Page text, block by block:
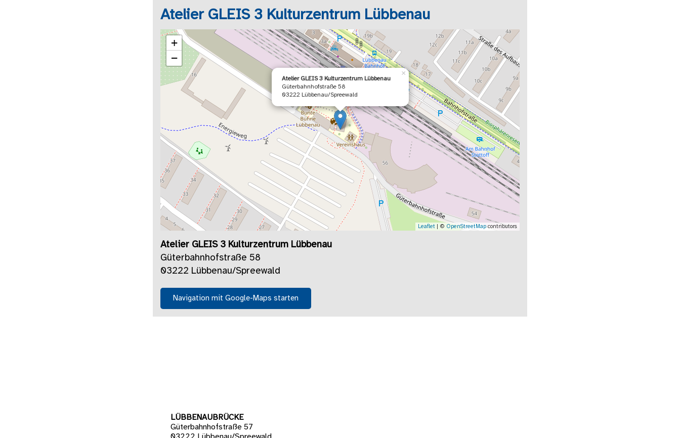
Atelier GLEIS 3 Kulturzentrum Lübbenau
Atelier GLEIS 3 Kulturzentrum Lübbenau
Güterbahnhofstraße 58
03222 Lübbenau/Spreewald
×
+
−
Leaflet | © OpenStreetMap contributors
Atelier GLEIS 3 Kulturzentrum Lübbenau
Güterbahnhofstraße 58
03222 Lübbenau/Spreewald
Navigation mit Google-Maps starten
LÜBBENAUBRÜCKE
Güterbahnhofstraße 57